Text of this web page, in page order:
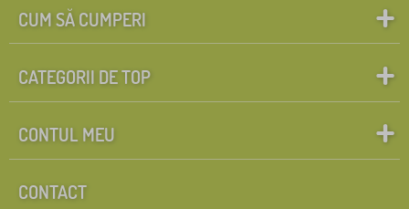
CUM SĂ CUMPERI
CATEGORII DE TOP
CONTUL MEU
CONTACT